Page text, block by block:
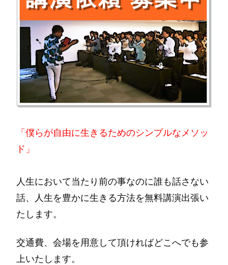
「僕らが自由に生きるためのシンプルなメソッ
ド」
人生において当たり前の事なのに誰も話さない
話、人生を豊かに生きる方法を無料講演出張い
たします。
交通費、会場を用意して頂ければどこへでも参
上いたします。